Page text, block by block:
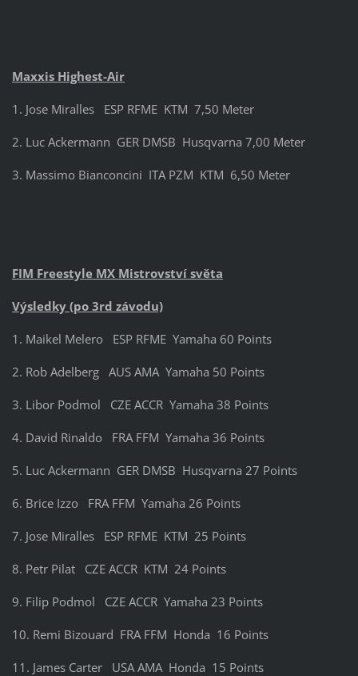
Maxxis Highest-Air
1. Jose Miralles ESP RFME KTM 7,50 Meter
2. Luc Ackermann GER DMSB Husqvarna 7,00 Meter
3. Massimo Bianconcini ITA PZM KTM 6,50 Meter
FIM Freestyle MX Mistrovství světa
Výsledky (po 3rd závodu)
1. Maikel Melero ESP RFME Yamaha 60 Points
2. Rob Adelberg AUS AMA Yamaha 50 Points
3. Libor Podmol CZE ACCR Yamaha 38 Points
4. David Rinaldo FRA FFM Yamaha 36 Points
5. Luc Ackermann GER DMSB Husqvarna 27 Points
6. Brice Izzo FRA FFM Yamaha 26 Points
7. Jose Miralles ESP RFME KTM 25 Points
8. Petr Pilat CZE ACCR KTM 24 Points
9. Filip Podmol CZE ACCR Yamaha 23 Points
10. Remi Bizouard FRA FFM Honda 16 Points
11. James Carter USA AMA Honda 15 Points